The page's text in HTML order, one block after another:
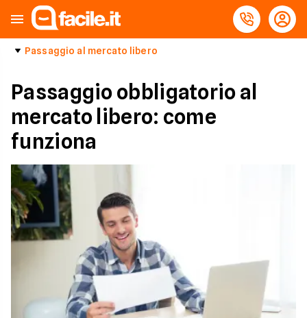
Passaggio al mercato libero
Passaggio obbligatorio al
mercato libero: come
funziona